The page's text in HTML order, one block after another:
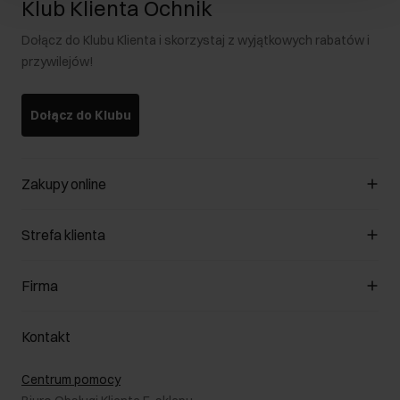
Klub Klienta Ochnik
Dołącz do Klubu Klienta i skorzystaj z wyjątkowych rabatów i
przywilejów!
Dołącz do Klubu
Zakupy online
Zarządzaj cookies
Formy płatności
Jak dokonać zwrotu?
Strefa klienta
Klub Klienta
Zwróć produkty
W podróży
Firma
O nas
Salony
B2B - Sprzedaż dla firm
Kontakt
Centrum pomocy